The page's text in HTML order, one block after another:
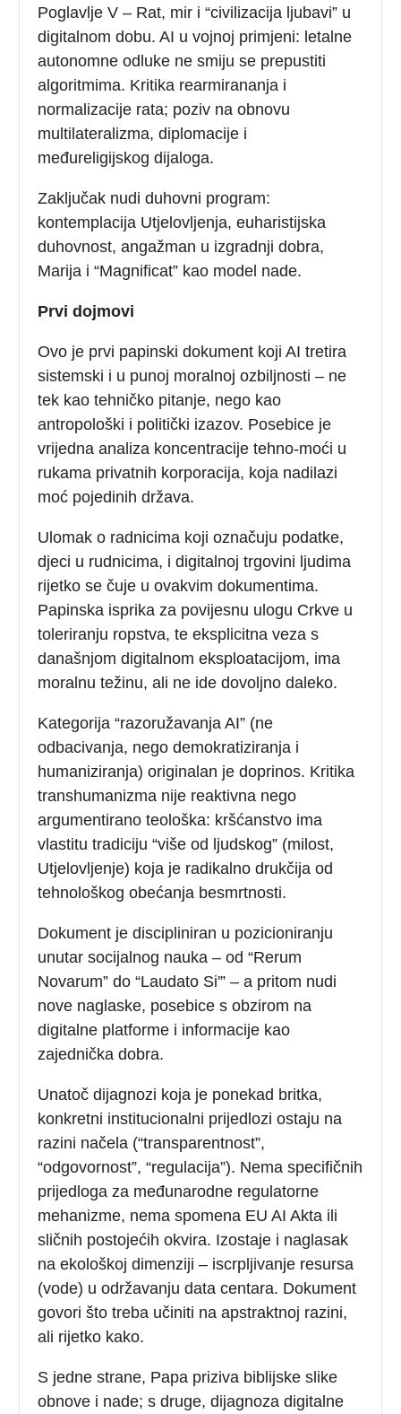
Poglavlje V – Rat, mir i “civilizacija ljubavi” u
digitalnom dobu. AI u vojnoj primjeni: letalne
autonomne odluke ne smiju se prepustiti
algoritmima. Kritika rearmirananja i
normalizacije rata; poziv na obnovu
multilateralizma, diplomacije i
međureligijskog dijaloga.
Zaključak nudi duhovni program:
kontemplacija Utjelovljenja, euharistijska
duhovnost, angažman u izgradnji dobra,
Marija i “Magnificat” kao model nade.
Prvi dojmovi
Ovo je prvi papinski dokument koji AI tretira
sistemski i u punoj moralnoj ozbiljnosti – ne
tek kao tehničko pitanje, nego kao
antropološki i politički izazov. Posebice je
vrijedna analiza koncentracije tehno-moći u
rukama privatnih korporacija, koja nadilazi
moć pojedinih država.
Ulomak o radnicima koji označuju podatke,
djeci u rudnicima, i digitalnoj trgovini ljudima
rijetko se čuje u ovakvim dokumentima.
Papinska isprika za povijesnu ulogu Crkve u
toleriranju ropstva, te eksplicitna veza s
današnjom digitalnom eksploatacijom, ima
moralnu težinu, ali ne ide dovoljno daleko.
Kategorija “razoružavanja AI” (ne
odbacivanja, nego demokratiziranja i
humaniziranja) originalan je doprinos. Kritika
transhumanizma nije reaktivna nego
argumentirano teološka: kršćanstvo ima
vlastitu tradiciju “više od ljudskog” (milost,
Utjelovljenje) koja je radikalno drukčija od
tehnološkog obećanja besmrtnosti.
Dokument je discipliniran u pozicioniranju
unutar socijalnog nauka – od “Rerum
Novarum” do “Laudato Si'” – a pritom nudi
nove naglaske, posebice s obzirom na
digitalne platforme i informacije kao
zajednička dobra.
Unatoč dijagnozi koja je ponekad britka,
konkretni institucionalni prijedlozi ostaju na
razini načela (“transparentnost”,
“odgovornost”, “regulacija”). Nema specifičnih
prijedloga za međunarodne regulatorne
mehanizme, nema spomena EU AI Akta ili
sličnih postojećih okvira. Izostaje i naglasak
na ekološkoj dimenziji – iscrpljivanje resursa
(vode) u održavanju data centara. Dokument
govori što treba učiniti na apstraktnoj razini,
ali rijetko kako.
S jedne strane, Papa priziva biblijske slike
obnove i nade; s druge, dijagnoza digitalne